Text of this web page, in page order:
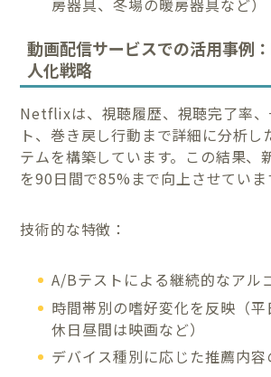
房器具、冬場の暖房器具など）
動画配信サービスでの活用事例
人化戦略
Netflixは、視聴履歴、視聴完了率、
ト、巻き戻し行動まで詳細に分析し
テムを構築しています。この結果、
を90日間で85%まで向上させていま
技術的な特徴：
A/Bテストによる継続的なアル
時間帯別の嗜好変化を反映（平
休日昼間は映画など）
デバイス種別に応じた推薦内容